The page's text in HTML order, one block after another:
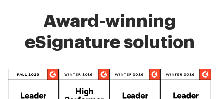
Award-winning
eSignature solution